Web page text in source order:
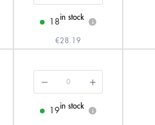
18
in stock
i
€28.19
19
in stock
i